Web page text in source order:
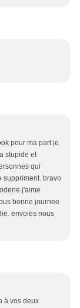
pour ma part je
stupide et
qui
suppriment. bravo
j'aime
bonne journee
envoies nous
à vos deux